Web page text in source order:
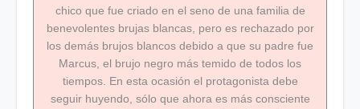
chico que fue criado en el seno de una familia de
benevolentes brujas blancas, pero es rechazado por
los demás brujos blancos debido a que su padre fue
Marcus, el brujo negro más temido de todos los
tiempos. En esta ocasión el protagonista debe
seguir huyendo, sólo que ahora es más consciente